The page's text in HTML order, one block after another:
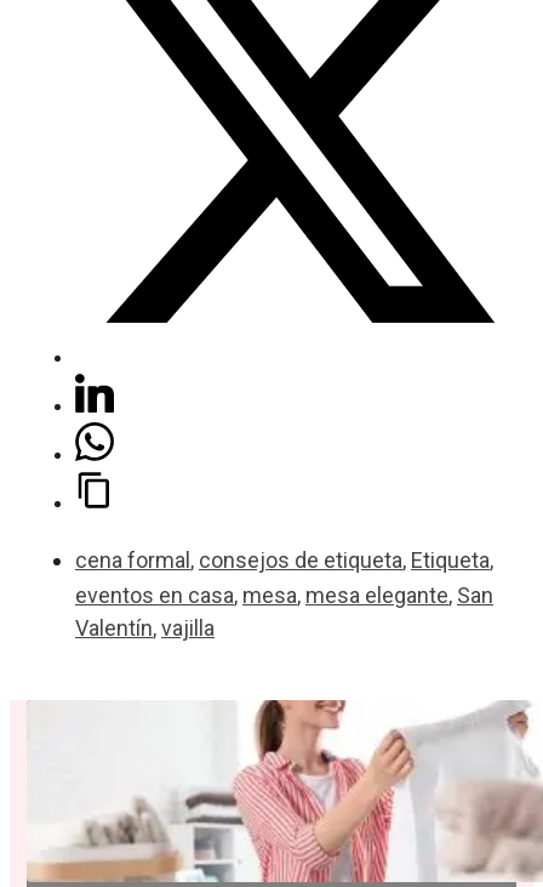
cena formal , consejos de etiqueta, Etiqueta,
eventos en casa, mesa, mesa elegante, San
Valentín,vajilla